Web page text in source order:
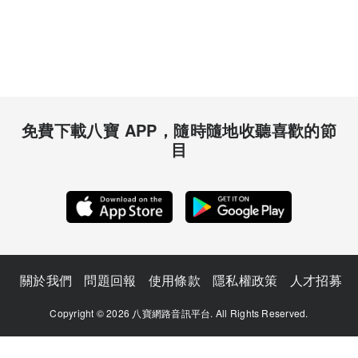
免費下載八寶 APP，隨時隨地收聽喜歡的節
目
關於我們 問題回報 使用條款 隱私權政策 人才招募
Copyright © 2026 八寶網路音訊平台. All Rights Reserved.